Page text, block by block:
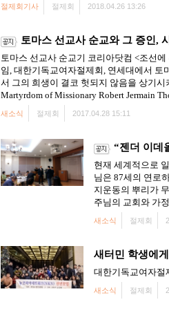
절제회기사 절제회 2018.04.26 13:26
토마스 선교사 순교와 그 증인,
토마스 선교사 순교기 코리아닷컴 <조선
임, 대한기독교여자절제회, 연세대에서
서 그의 희생이 결코 헛되지 않음을 상기
Martyrdom of Missionary Robert Jermain
새소식 절제회 2017.04.28 15:11
“젠더 이데
현재 세계적으로
님은 87세의 연로
지운동의 뿌리가
주님의 교회와 가
새소식 절제회
새터민 학생에
대한기독교여자절
새소식 절제회